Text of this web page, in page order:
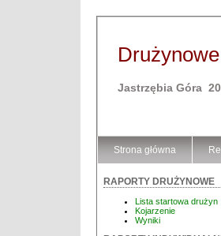
Jastrzębia Góra
Strona główna
RAPORTY DRUŻYNOWE
Lista startowa drużyn
Kojarzenie
Wyniki